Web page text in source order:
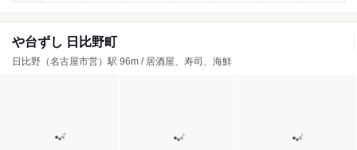
や台ずし 日比野町
日比野（名古屋市営）駅 96m / 居酒屋、寿司、海鮮